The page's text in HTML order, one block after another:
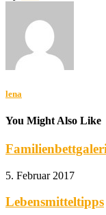
lena
You Might Also Like
5. Februar 2017
Lebensmitteltipps